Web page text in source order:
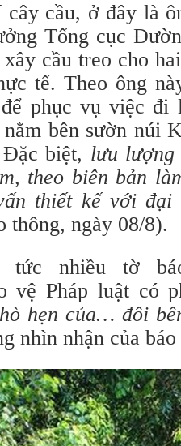
cầu, ở đây là
Tổng cục
cầu treo cho
tế. Theo ông
phục vụ việc đi
bên sườn núi
biệt, lưu lượng
theo biên bản
thiết kế với đại
thông, ngày 08/8).
tức nhiều tờ
vệ Pháp luật có
hẹn của… đôi
nhìn nhận của